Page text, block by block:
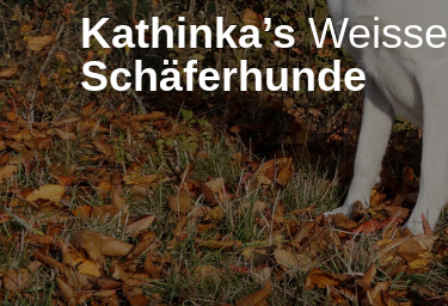
Zum
Inhalt
springen
Kathinka’sWeisse
Schäferhunde